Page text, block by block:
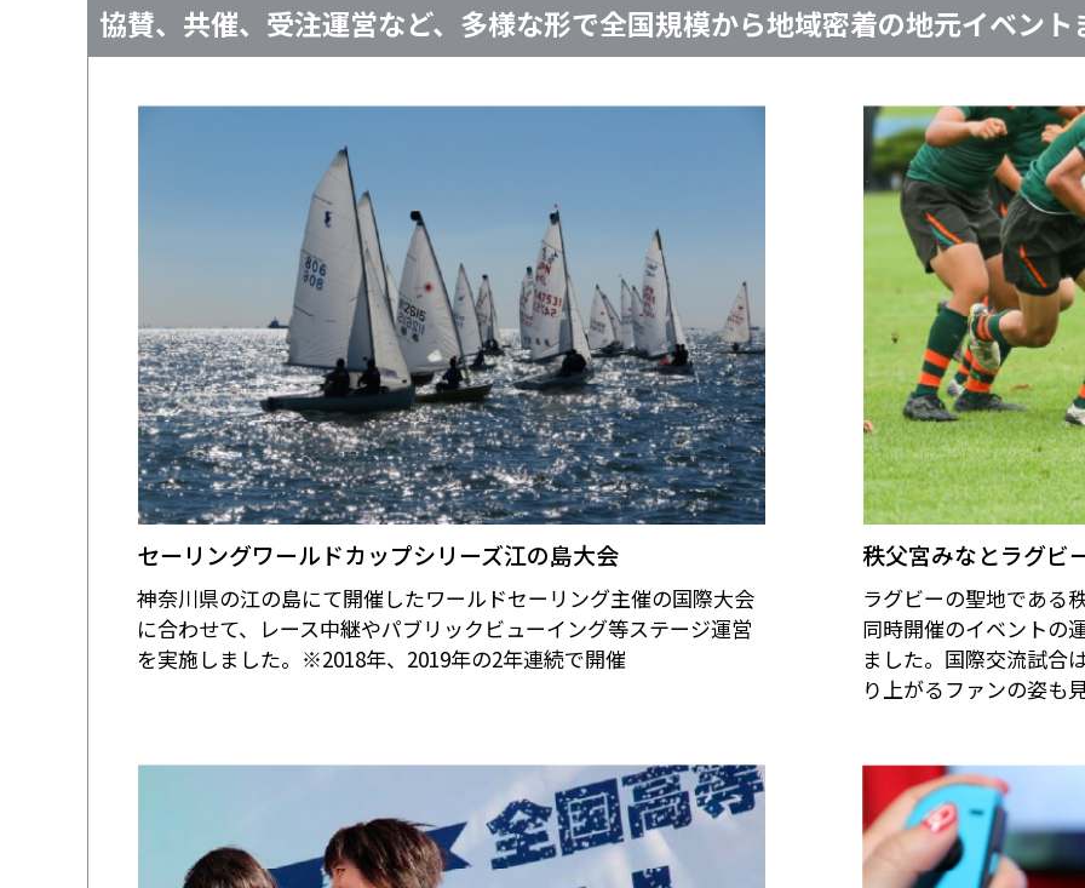
協賛、共催、受注運営など、多様な形で全国規模から地域密着の地元イベン
セーリングワールドカップシリーズ江の島大会
神奈川県の江の島にて開催したワールドセーリング主催の国際大会
に合わせて、レース中継やパブリックビューイング等ステージ運営
を実施しました。※2018年、2019年の2年連続で開催
秩父宮みなとラグビ
ラグビーの聖地である
同時開催のイベントの
ました。国際交流試合
り上がるファンの姿も